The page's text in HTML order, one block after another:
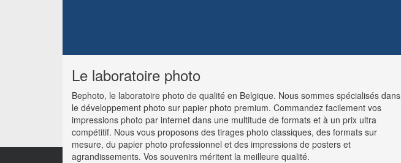
Le laboratoire photo
Bephoto, le laboratoire photo de qualité en Belgique. Nous sommes spécialisés dans
le développement photo sur papier photo premium. Commandez facilement vos
impressions photo par internet dans une multitude de formats et à un prix ultra
compétitif. Nous vous proposons des tirages photo classiques, des formats sur
mesure, du papier photo professionnel et des impressions de posters et
agrandissements. Vos souvenirs méritent la meilleure qualité.